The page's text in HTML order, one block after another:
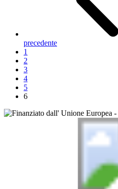
precedente
1
2
3
4
5
6